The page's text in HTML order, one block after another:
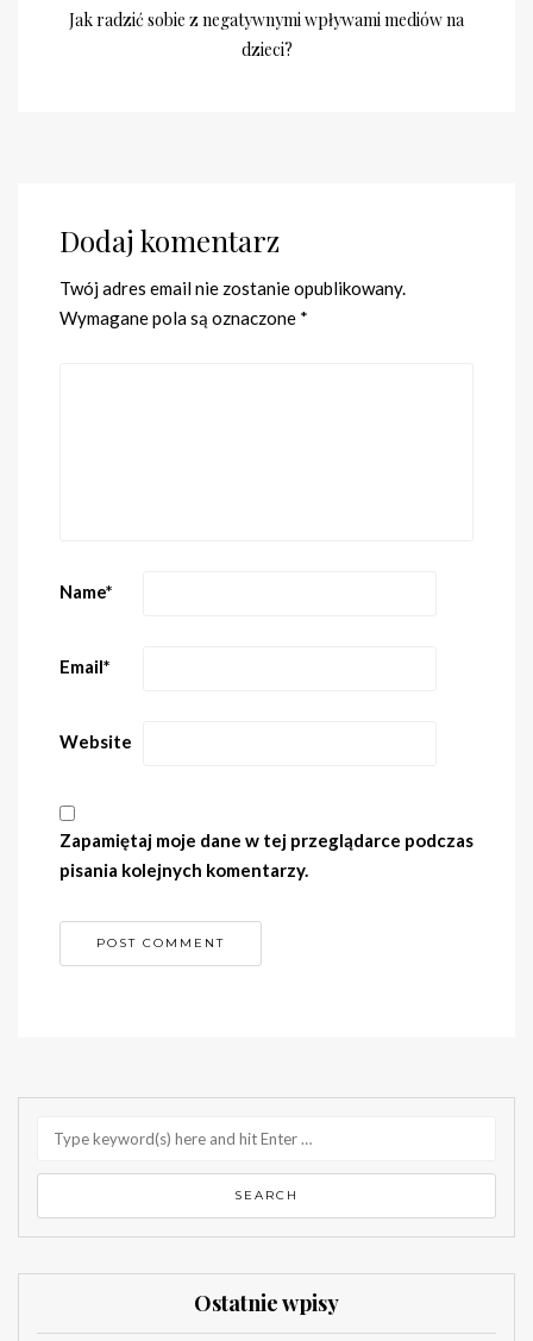
Jak radzić sobie z negatywnymi wpływami mediów na
dzieci?
Dodaj komentarz
Twój adres email nie zostanie opublikowany.
Wymagane pola są oznaczone *
Name*
Email*
Website
Zapamiętaj moje dane w tej przeglądarce podczas
pisania kolejnych komentarzy.
Ostatnie wpisy